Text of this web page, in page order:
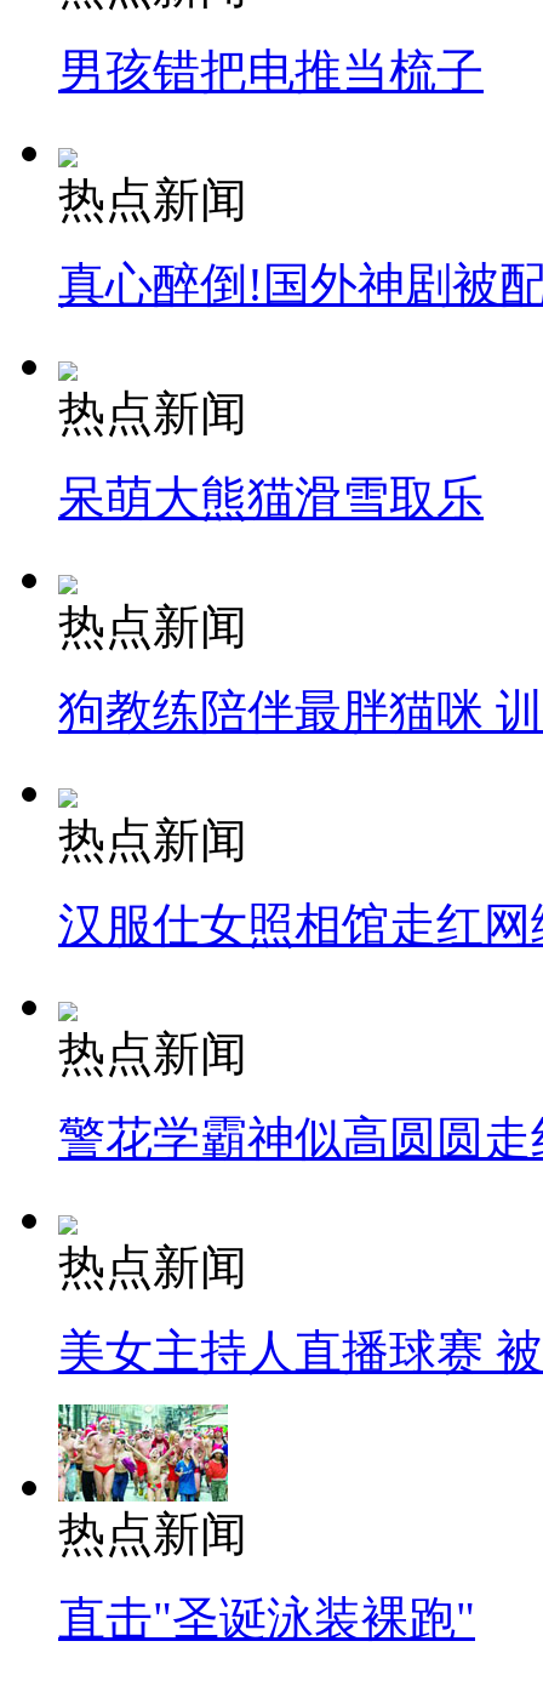
男孩错把电推当梳子
热点新闻
真心醉倒!国外神剧被
热点新闻
呆萌大熊猫滑雪取乐
热点新闻
狗教练陪伴最胖猫咪
热点新闻
汉服仕女照相馆走红网
热点新闻
警花学霸神似高圆圆走
热点新闻
美女主持人直播球赛
热点新闻
直击"圣诞泳装裸跑"